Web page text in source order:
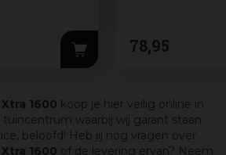
78,95
1600 koop je hier veilig online in
waarbij wij garant staan
beloofd! Heb jij nog vragen over
1600 of de levering ervan? Neem